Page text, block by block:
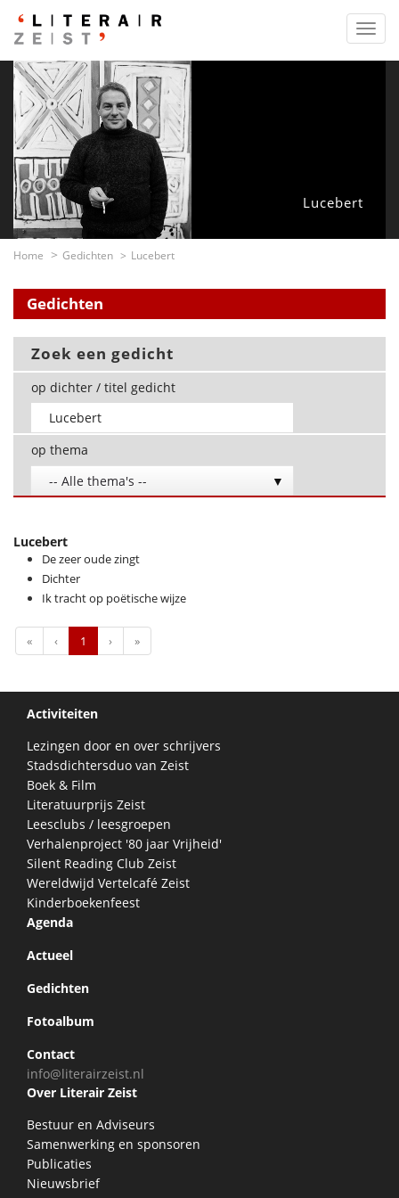
Lucebert
Home Gedichten Lucebert
Gedichten
Zoek een gedicht
op dichter / titel gedicht
op thema
-- Alle thema's --
Lucebert
De zeer oude zingt
Dichter
Ik tracht op poëtische wijze
«First ‹Previous
1 ›Next»Last
Activiteiten
Lezingen door en over schrijvers
Stadsdichtersduo van Zeist
Boek & Film
Literatuurprijs Zeist
Leesclubs / leesgroepen
Verhalenproject '80 jaar Vrijheid'
Silent Reading Club Zeist
Wereldwijd Vertelcafé Zeist
Kinderboekenfeest
Agenda
Actueel
Gedichten
Fotoalbum
Contact
info@literairzeist.nl
Over Literair Zeist
Bestuur en Adviseurs
Samenwerking en sponsoren
Publicaties
Nieuwsbrief